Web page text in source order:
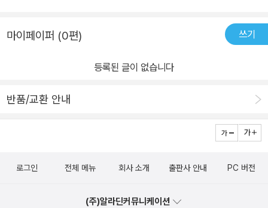
마이페이퍼 (0편) 쓰기
등록된 글이 없습니다
반품/교환 안내
로그인 전체 메뉴 회사 소개 출판사 안내 PC 버전
(주)알라딘커뮤니케이션